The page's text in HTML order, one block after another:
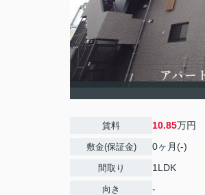
賃料 10.85万円
敷金(保証金) 0ヶ月(-)
間取り 1LDK
向き -